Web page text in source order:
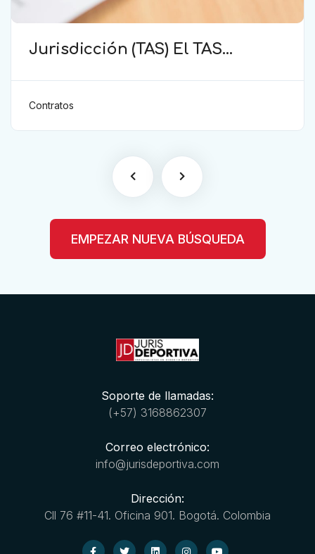
Jurisdicción (TAS) El TAS
cláusula de sumisión
jurisdiccional en el contrato del
Contratos
EMPEZAR NUEVA BÚSQUEDA
Soporte de llamadas:
(+57) 3168862307
Correo electrónico:
info@jurisdeportiva.com
Dirección:
Cll 76 #11-41. Oficina 901. Bogotá. Colombia